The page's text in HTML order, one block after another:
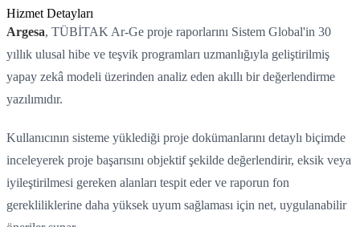
Hizmet Detayları
Argesa, TÜBİTAK Ar-Ge proje raporlarını Sistem Global'in 30
yıllık ulusal hibe ve teşvik programları uzmanlığıyla geliştirilmiş
yapay zekâ modeli üzerinden analiz eden akıllı bir değerlendirme
yazılımıdır.
Kullanıcının sisteme yüklediği proje dokümanlarını detaylı biçimde
inceleyerek proje başarısını objektif şekilde değerlendirir, eksik veya
iyileştirilmesi gereken alanları tespit eder ve raporun fon
gerekliliklerine daha yüksek uyum sağlaması için net, uygulanabilir